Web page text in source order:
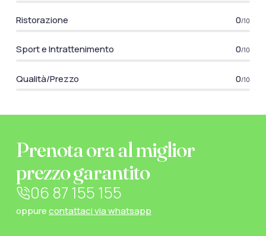
Ristorazione 0/10
Sport e Intrattenimento 0/10
Qualità/Prezzo 0/10
Prenota ora al miglior
prezzo garantito
06 87 155 155
oppurecontattaci via whatsapp